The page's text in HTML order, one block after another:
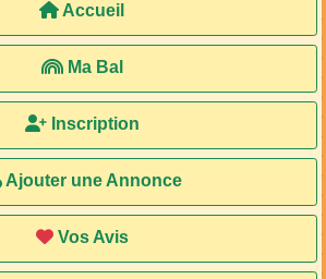
Accueil
Ma Bal
Inscription
Ajouter une Annonce
Vos Avis